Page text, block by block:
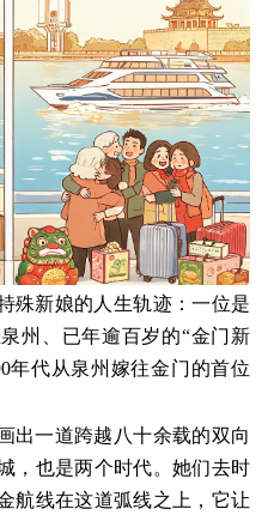
殊新娘的人生轨迹：一位是
州、已年逾百岁的“金门新
年代从泉州嫁往金门的首位
出一道跨越八十余载的双向
，也是两个时代。她们去时
航线在这道弧线之上，它让